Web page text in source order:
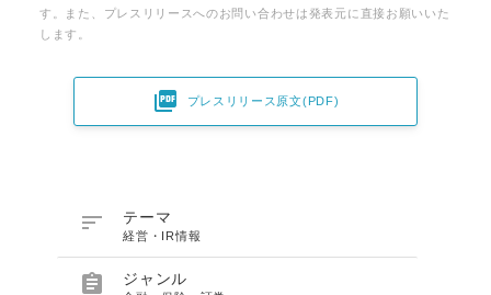
す。また、プレスリリースへのお問い合わせは発表元に直接お願いいた
します。
 プレスリリース原文(PDF)
 テーマ
経営・IR情報
 ジャンル